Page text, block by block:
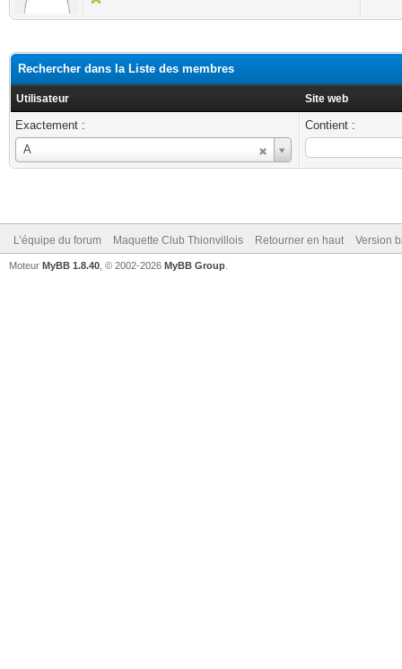
Rechercher dans la Liste des membres
Utilisateur Site web
Exactement :
A
Utilisateur
Contient :
L’équipe du forum Maquette Club Thionvillois Retourner en haut Version
Moteur MyBB 1.8.40 , © 2002-2026 MyBB Group